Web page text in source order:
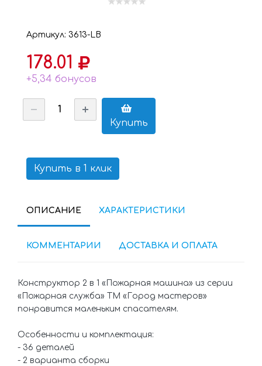
Артикул: 3613-LB
178.01
+5,34 бонусов
Купить
Купить в 1 клик
ОПИСАНИЕ ХАРАКТЕРИСТИКИ
КОММЕНТАРИИ ДОСТАВКА И ОПЛАТА
Конструктор 2 в 1 «Пожарная машина» из серии
«Пожарная служба» ТМ «Город мастеров»
понравится маленьким спасателям.
Особенности и комплектация:
- 36 деталей
- 2 варианта сборки